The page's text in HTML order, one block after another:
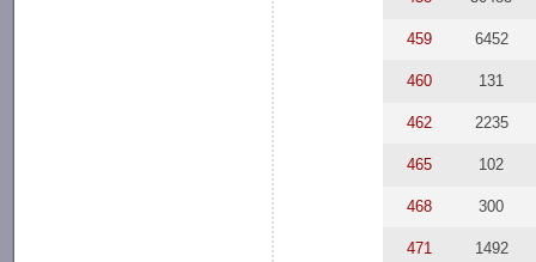
459 6452
460 131
462 2235
465 102
468 300
471 1492